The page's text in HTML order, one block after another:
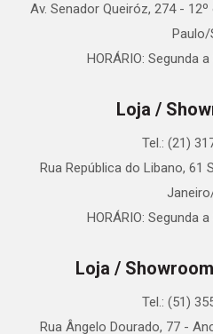
Av. Senador Queiróz, 274 -
Paulo/
HORÁRIO: Segunda
Loja /
Tel.: (21)
Rua República do Libano, 61
HORÁRIO: Segunda
Loja /
Tel.: (51)
Rua Ângelo Dourado, 77 -